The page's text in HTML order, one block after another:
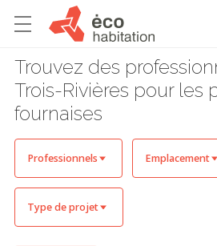
Trouvez des
Trois-Rivières pour les
fournaises
Professionnels Emplacement
Type de projet